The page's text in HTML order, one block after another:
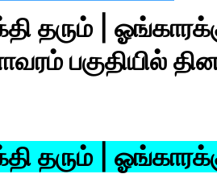
தரும் |
பகுதியில்
தரும் |